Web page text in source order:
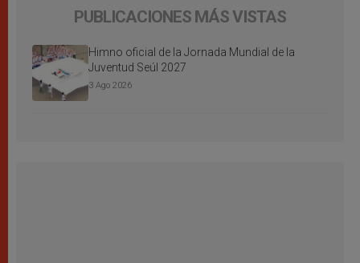
PUBLICACIONES MÁS VISTAS
Himno oficial de la Jornada Mundial de la
Juventud Seúl 2027
3 Ago 2026